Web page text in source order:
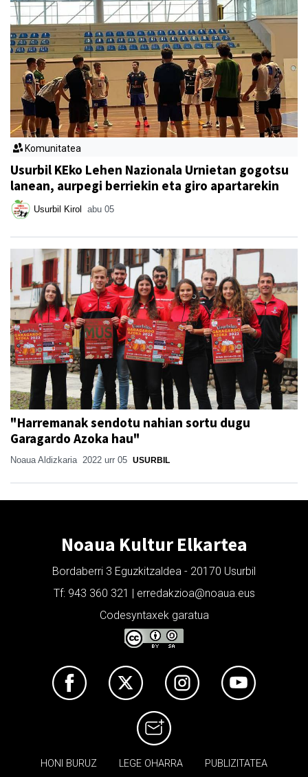
Komunitatea
Usurbil KEko Lehen Nazionala Urnietan gogotsu
lanean, aurpegi berriekin eta giro apartarekin
Usurbil Kirol abu 05
"Harremanak sendotu nahian sortu dugu
Garagardo Azoka hau"
Noaua Aldizkaria 2022 urr 05 USURBIL
Noaua Kultur Elkartea
Bordaberri 3 Eguzkitzaldea - 20170 Usurbil
Tf: 943 360 321 | erredakzioa@noaua.eus
Codesyntaxek garatua
HONI BURUZ LEGE OHARRA PUBLIZITATEA